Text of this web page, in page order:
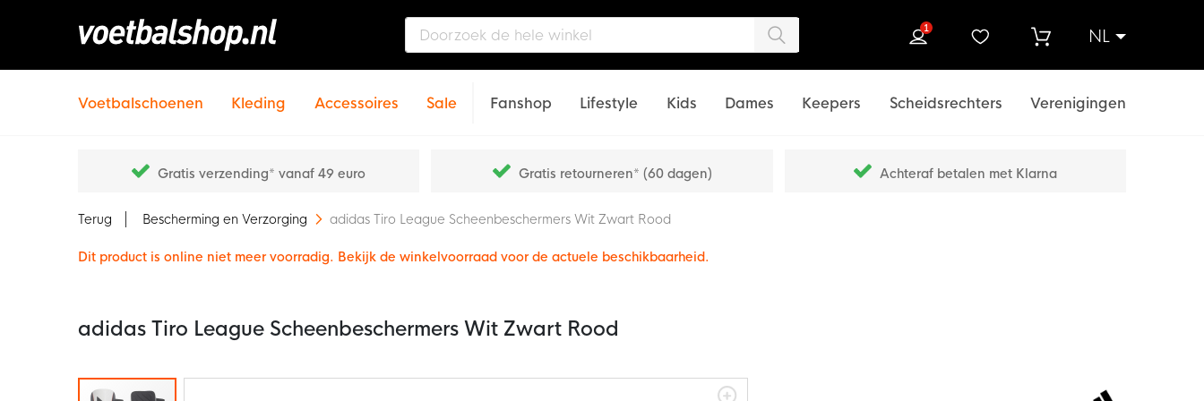
NL
1
Voetbalschoenen Kleding Accessoires Sale Fanshop Lifestyle Kids Dames Keepers Scheidsrechters Verenigingen
Gratis verzending* vanaf 49 euro Gratis retourneren* (60 dagen) Achteraf betalen met Klarna
Terug Bescherming en Verzorging adidas Tiro League Scheenbeschermers Wit Zwart Rood
Dit product is online niet meer voorradig. Bekijk de winkelvoorraad voor de actuele beschikbaarheid.
adidas Tiro League Scheenbeschermers Wit Zwart Rood
Ga
naar